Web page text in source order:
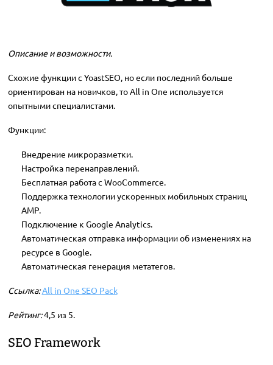
Описание и возможности.
Схожие функции с YoastSEO, но если последний больше
ориентирован на новичков, то All in One используется
опытными специалистами.
Функции:
Внедрение микроразметки.
Настройка перенаправлений.
Бесплатная работа с WooCommerce.
Поддержка технологии ускоренных мобильных страниц
AMP.
Подключение к Google Analytics.
Автоматическая отправка информации об изменениях на
ресурсе в Google.
Автоматическая генерация метатегов.
Ссылка:All in One SEO Pack
Рейтинг:4,5 из 5.
SEO Framework